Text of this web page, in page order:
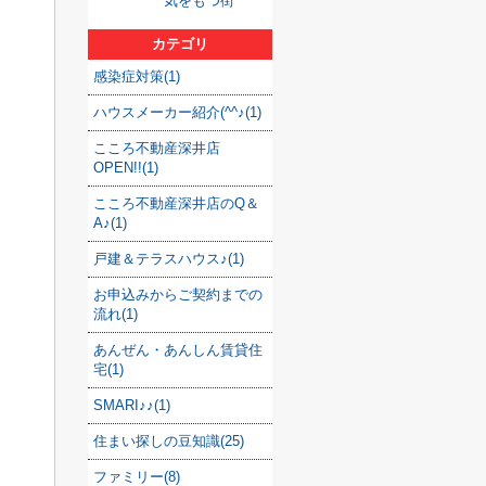
カテゴリ
感染症対策(1)
ハウスメーカー紹介(^^♪(1)
こころ不動産深井店
OPEN!!(1)
こころ不動産深井店のQ＆
A♪(1)
戸建＆テラスハウス♪(1)
お申込みからご契約までの
流れ(1)
あんぜん・あんしん賃貸住
宅(1)
SMARI♪♪(1)
住まい探しの豆知識(25)
ファミリー(8)